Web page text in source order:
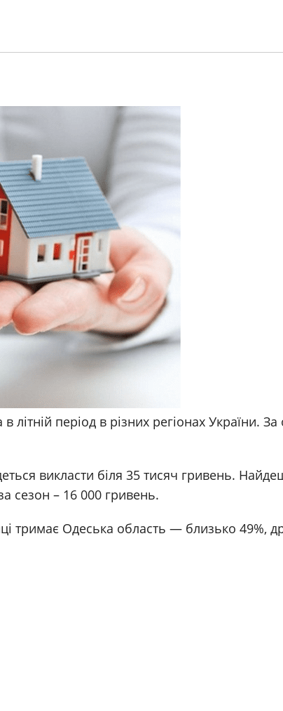
період в різних регіонах України. За
викласти біля 35 тисяч гривень.
сезон – 16 000 гривень.
тримає Одеська область — близько 49%,